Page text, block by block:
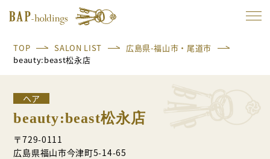
TOP SALON LIST
広島県-福山市・尾道市
beauty:beast松永店
ヘア
beauty:beast松永店
〒729-0111
広島県福山市今津町5-14-65